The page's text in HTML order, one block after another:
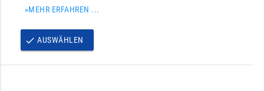
»MEHR ERFAHREN ...
done AUSWÄHLEN